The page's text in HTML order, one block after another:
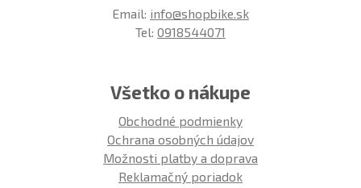
Email: info@shopbike.sk
Tel: 0918544071
Všetko o nákupe
Obchodné podmienky
Ochrana osobných údajov
Možnosti platby a doprava
Reklamačný poriadok